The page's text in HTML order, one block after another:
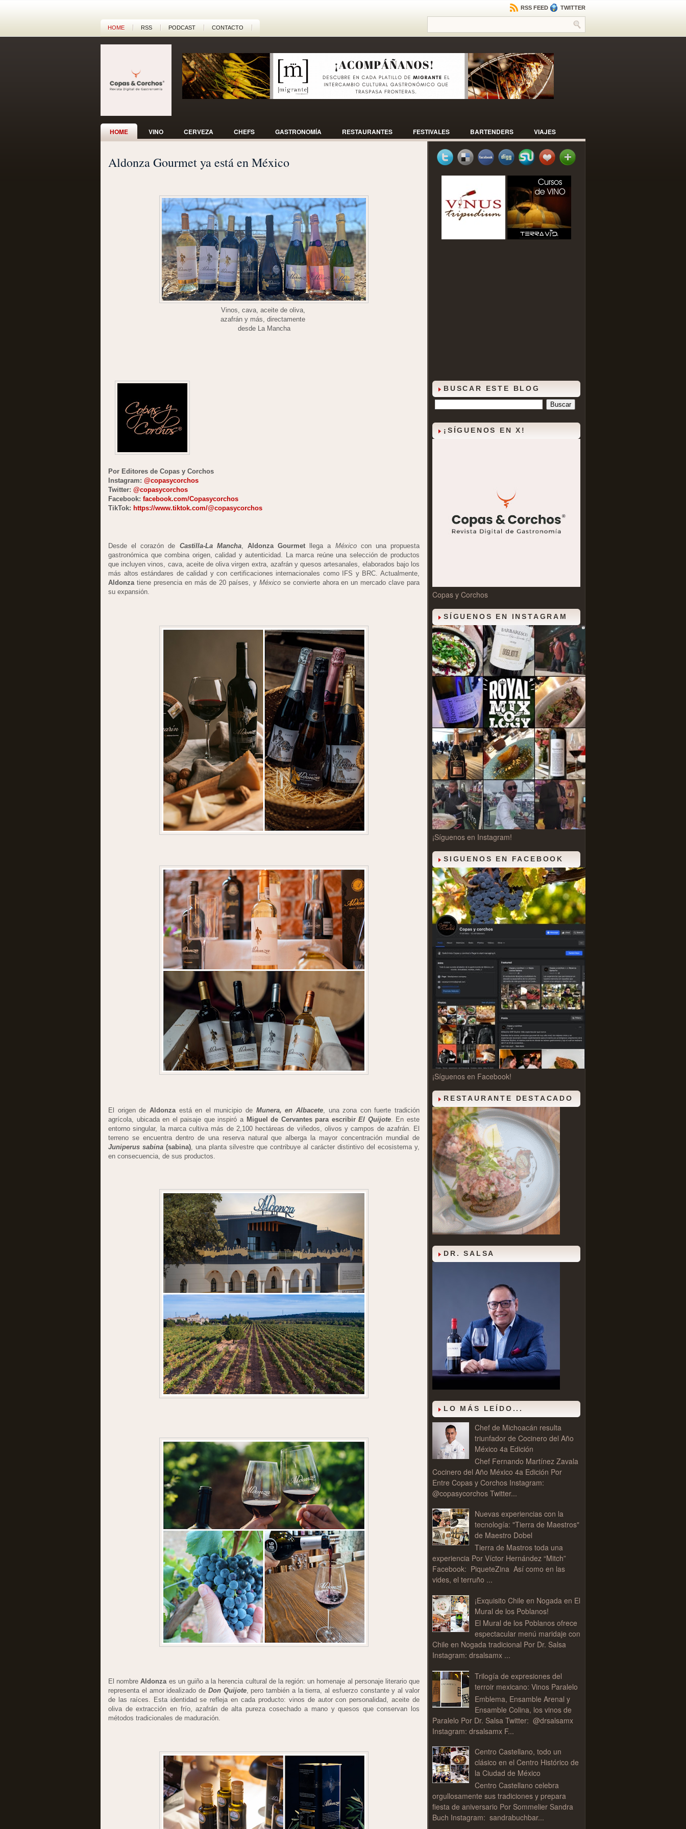
HOME RSS PODCAST CONTACTO
RSS FEED TWITTER
HOME VINO CERVEZA CHEFS GASTRONOMÍA RESTAURANTES FESTIVALES BARTENDERS VIAJES
Aldonza Gourmet ya está en México
Vinos, cava, aceite de oliva,
azafrán y más, directamente
desde La Mancha
Por Editores de Copas y Corchos
Instagram: @copasycorchos
Twitter: @copasycorchos
Facebook: facebook.com/Copasycorchos
TikTok: https://www.tiktok.com/@copasycorchos
Desde el corazón de Castilla-La Mancha, Aldonza Gourmet llega a Méxicocon una propuesta
gastronómica que combina origen, calidad y autenticidad. La marca reúne una selección de productos
que incluyen vinos, cava, aceite de oliva virgen extra, azafrán y quesos artesanales, elaborados bajo los
más altos estándares de calidad y con certificaciones internacionales como IFS y BRC. Actualmente,
Aldonza tiene presencia en más de 20 países, y Méxicose convierte ahora en un mercado clave para
su expansión.
El origen de Aldonzaestá en el municipio de Munera, en Albacete, una zona con fuerte tradición
agrícola, ubicada en el paisaje que inspiró a Miguel de Cervantes para escribirEl Quijote. En este
entorno singular, la marca cultiva más de 2,100 hectáreas de viñedos, olivos y campos de azafrán. El
terreno se encuentra dentro de una reserva natural que alberga la mayor concentración mundial de
Juniperus sabina (sabina) , una planta silvestre que contribuye al carácter distintivo del ecosistema y,
en consecuencia, de sus productos.
El nombreAldonzaes un guiño a la herencia cultural de la región: un homenaje al personaje literario que
representa el amor idealizado de Don Quijote, pero también a la tierra, al esfuerzo constante y al valor
de las raíces. Esta identidad se refleja en cada producto: vinos de autor con personalidad, aceite de
oliva de extracción en frío, azafrán de alta pureza cosechado a mano y quesos que conservan los
métodos tradicionales de maduración.
BUSCAR ESTE BLOG
¡SÍGUENOS EN X!
Copas y Corchos
SÍGUENOS EN INSTAGRAM
¡Síguenos en Instagram!
SIGUENOS EN FACEBOOK
¡Síguenos en Facebook!
RESTAURANTE DESTACADO
DR. SALSA
LO MÁS LEÍDO...
Chef de Michoacán resulta
triunfador de Cocinero del Año
México 4a Edición
Chef Fernando Martínez Zavala
Cocinero del Año México 4a Edición Por
Entre Copas y Corchos Instagram:
@copasycorchos Twitter...
Nuevas experiencias con la
tecnología: "Tierra de Maestros"
de Maestro Dobel
Tierra de Mastros toda una
experiencia Por Víctor Hernández “Mitch”
Facebook: PiqueteZina Así como en las
vides, el terruño ...
¡Exquisito Chile en Nogada en El
Mural de los Poblanos!
El Mural de los Poblanos ofrece
espectacular menú maridaje con
Chile en Nogada tradicional Por Dr. Salsa
Instagram: drsalsamx ...
Trilogía de expresiones del
terroir mexicano: Vinos Paralelo
Emblema, Ensamble Arenal y
Ensamble Colina, los vinos de
Paralelo Por Dr. Salsa Twitter: @drsalsamx
Instagram: drsalsamx F...
Centro Castellano, todo un
clásico en el Centro Histórico de
la Ciudad de México
Centro Castellano celebra
orgullosamente sus tradiciones y prepara
fiesta de aniversario Por Sommelier Sandra
Buch Instagram: sandrabuchbar...